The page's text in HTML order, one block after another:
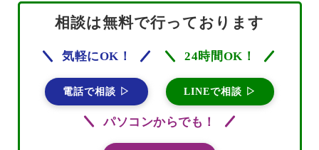
相談は無料で行っております
気軽にOK！
電話で相談 ▷
24時間OK！
LINEで相談 ▷
パソコンからでも！